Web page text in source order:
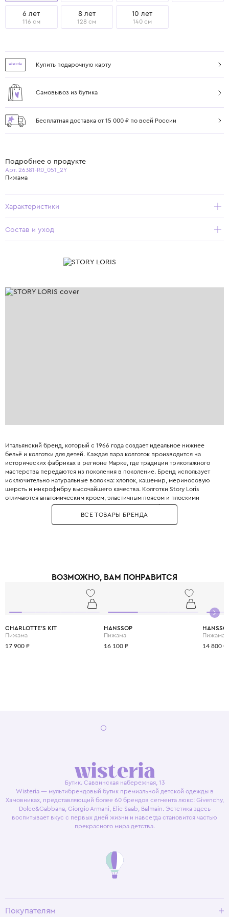
6 лет
116 см
8 лет
128 см
10 лет
140 см
Купить подарочную карту
Самовывоз из бутика
Бесплатная доставка от 15 000 ₽ по всей России
Подробнее о продукте
Арт. 26381-R0_051_2Y
Пижама
Характеристики
Состав и уход
Итальянский бренд, который с 1966 года создает идеальное нижнее
бельё и колготки для детей. Каждая пара колготок производится на
исторических фабриках в регионе Марке, где традиции трикотажного
мастерства передаются из поколения в поколение. Бренд использует
исключительно натуральные волокна: хлопок, кашемир, мериносовую
шерсть и микрофибру высочайшего качества. Колготки Story Loris
отличаются анатомическим кроем, эластичным поясом и плоскими
швами, которые не натирают нежную кожу. Story Loris выпускает как
базовые модели пастельных тонов, так и праздничные варианты с
кружевом и нежными аппликациями. Колготки с эффектом «второй
ВСЕ ТОВАРЫ БРЕНДА
ВОЗМОЖНО, ВАМ ПОНРАВИТСЯ
CHARLOTTE'S KIT
Пижама
17 900 ₽
HANSSOP
Пижама
16 100 ₽
Пижама
14 800 ₽
Бутик. Саввинская набережная, 13
Wisteria — мультибрендовый бутик премиальной детской одежды в
Хамовниках, представляющий более 60 брендов сегмента люкс: Givenchy,
Dolce&Gabbana, Giorgio Armani, Elie Saab, Balmain. Эстетика здесь
воспитывает вкус с первых дней жизни и навсегда становится частью
прекрасного мира детства.
Покупателям